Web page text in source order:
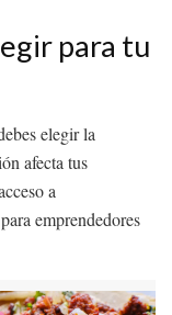
para tu
elegir la
afecta tus
a
emprendedores